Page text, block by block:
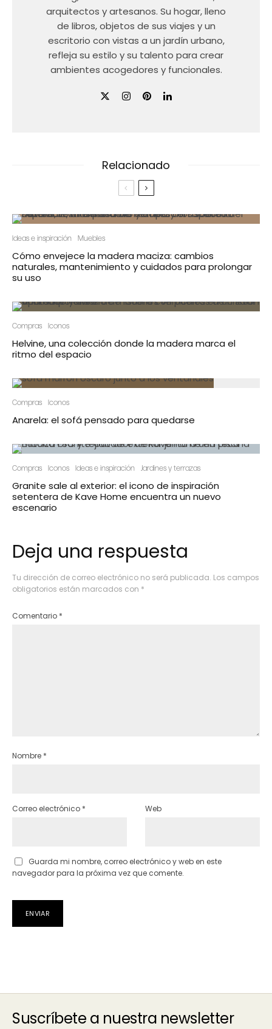
arquitectos y artesanos. Su hogar, lleno
de libros, objetos de sus viajes y un
escritorio con vistas a un jardín urbano,
refleja su estilo y su talento para crear
ambientes acogedores y funcionales.
Relacionado
Ideas e inspiración Muebles
Cómo envejece la madera maciza: cambios
naturales, mantenimiento y cuidados para prolongar
su uso
Compras Iconos
Helvine, una colección donde la madera marca el
ritmo del espacio
Compras Iconos
Anarela: el sofá pensado para quedarse
Compras Iconos Ideas e inspiración Jardines y terrazas
Granite sale al exterior: el icono de inspiración
setentera de Kave Home encuentra un nuevo
escenario
Deja una respuesta
Tu dirección de correo electrónico no será publicada. Los campos
obligatorios están marcados con *
Comentario *
Nombre *
Correo electrónico * Web
Guarda mi nombre, correo electrónico y web en este
navegador para la próxima vez que comente.
Suscríbete a nuestra newsletter